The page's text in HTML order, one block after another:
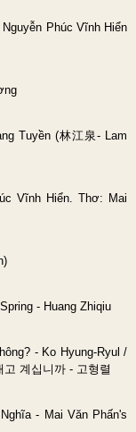
Phúc Vĩnh Hiển
Tuyền (林江泉- Lam
Vĩnh Hiển. Thơ: Mai
- Huang Zhiqiu
- Ko Hyung-Ryul /
계십니까 - 고형렬
- Mai Văn Phấn's